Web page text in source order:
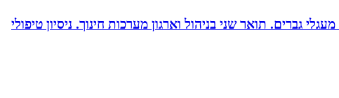
גברים. תואר שני בניהול וארגון מערכות חינוך. ניסיון טיפולי